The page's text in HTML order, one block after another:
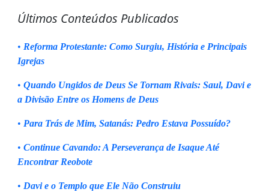
Últimos Conteúdos Publicados
• Reforma Protestante: Como Surgiu, História e Principais
Igrejas
• Quando Ungidos de Deus Se Tornam Rivais: Saul, Davi e
a Divisão Entre os Homens de Deus
• Para Trás de Mim, Satanás: Pedro Estava Possuído?
• Continue Cavando: A Perseverança de Isaque Até
Encontrar Reobote
• Davi e o Templo que Ele Não Construiu